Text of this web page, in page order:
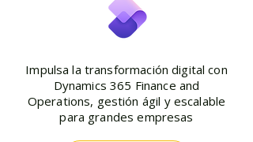
Impulsa la transformación digital con
Dynamics 365 Finance and
Operations, gestión ágil y escalable
para grandes empresas